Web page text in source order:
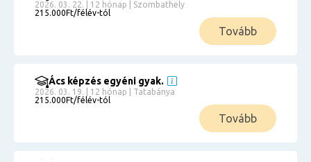
2026. 03. 22. | 12 hónap | Szombathely
215.000Ft/félév-tól
Tovább
Ács képzés egyéni gyak.
2026. 03. 19. | 12 hónap | Tatabánya
215.000Ft/félév-tól
Tovább